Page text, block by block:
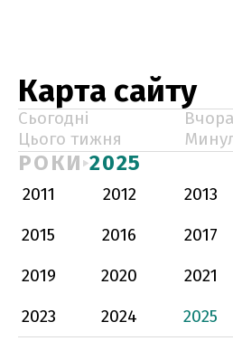
Карта сайту
Сьогодні
Вчора
Цього тижня
РОКИ 2025
2011 2012 2013
2015
2016 2017
2019
2020 2021
2023
2024 2025